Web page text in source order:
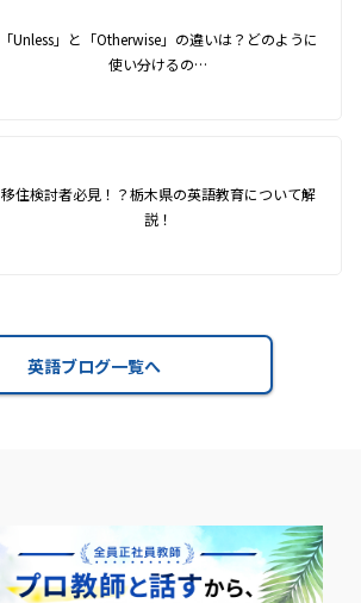
「Unless」と「Otherwise」の違いは？どのように
使い分けるの…
移住検討者必見！？栃木県の英語教育について解
説！
英語ブログ一覧へ